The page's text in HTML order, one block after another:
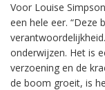
Voor Louise
een hele eer.
onderwijzen. Het is
verzoening en de
de boom groeit, is